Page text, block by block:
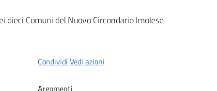
dieci Comuni del Nuovo Circondario Imolese
Condividi Vedi azioni
Argomenti